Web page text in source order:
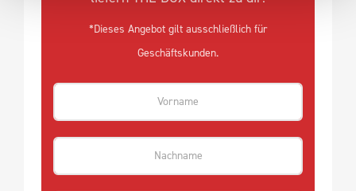
*Dieses Angebot gilt ausschließlich für
Geschäftskunden.